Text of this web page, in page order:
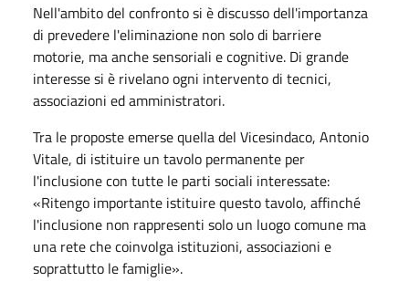
Nell'ambito del confronto si è discusso dell'importanza
di prevedere l'eliminazione non solo di barriere
motorie, ma anche sensoriali e cognitive. Di grande
interesse si è rivelano ogni intervento di tecnici,
associazioni ed amministratori.
Tra le proposte emerse quella del Vicesindaco, Antonio
Vitale, di istituire un tavolo permanente per
l'inclusione con tutte le parti sociali interessate:
«Ritengo importante istituire questo tavolo, affinché
l'inclusione non rappresenti solo un luogo comune ma
una rete che coinvolga istituzioni, associazioni e
soprattutto le famiglie».